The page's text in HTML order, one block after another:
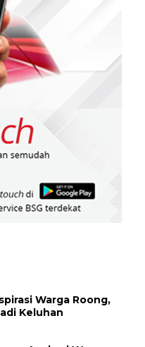
Warga Roong,
Keluhan